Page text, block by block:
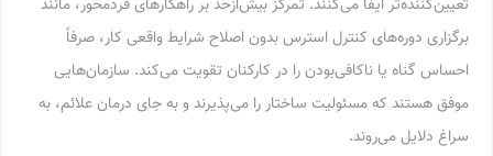
تعیین‌کننده‌تر ایفا می‌کنند. تمرکز بیش‌ازحد بر راهکارهای فردمحور، مانند
برگزاری دوره‌های کنترل استرس بدون اصلاح شرایط واقعی کار، صرفاً
احساس گناه یا ناکافی‌بودن را در کارکنان تقویت می‌کند. سازمان‌هایی
موفق هستند که مسئولیت ساختار را می‌پذیرند و به جای درمان علائم، به
سراغ دلایل می‌روند.